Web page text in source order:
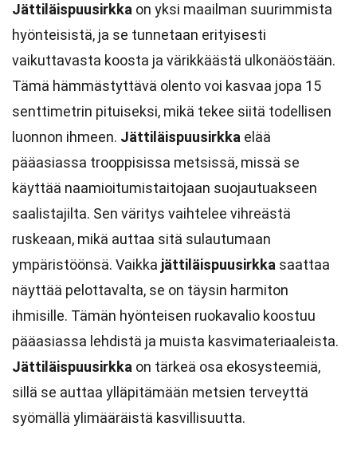
Jättiläispuusirkka on yksi maailman suurimmista
hyönteisistä, ja se tunnetaan erityisesti
vaikuttavasta koosta ja värikkäästä ulkonäöstään.
Tämä hämmästyttävä olento voi kasvaa jopa 15
senttimetrin pituiseksi, mikä tekee siitä todellisen
luonnon ihmeen. Jättiläispuusirkka elää
pääasiassa trooppisissa metsissä, missä se
käyttää naamioitumistaitojaan suojautuakseen
saalistajilta. Sen väritys vaihtelee vihreästä
ruskeaan, mikä auttaa sitä sulautumaan
ympäristöönsä. Vaikka jättiläispuusirkka saattaa
näyttää pelottavalta, se on täysin harmiton
ihmisille. Tämän hyönteisen ruokavalio koostuu
pääasiassa lehdistä ja muista kasvimateriaaleista.
Jättiläispuusirkka on tärkeä osa ekosysteemiä,
sillä se auttaa ylläpitämään metsien terveyttä
syömällä ylimääräistä kasvillisuutta.